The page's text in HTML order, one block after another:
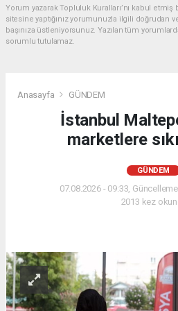
Yorum yazarak Topluluk Kuralları’nı kabul
sitesine yaptığınız yorumunuzla ilgili doğrudan
başınıza üstleniyorsunuz. Yazılan tüm
sorumlu tutulamaz.
Anasayfa GÜNDEM
İstanbul
marketlere
GÜNDEM
07.08.2026 - 09:33,
2013 kez